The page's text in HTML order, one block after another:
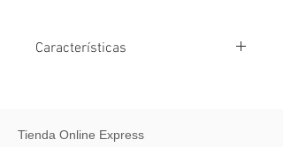
Características
Tienda Online Express